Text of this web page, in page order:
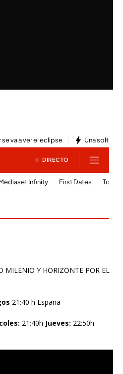
MILENIO Y HORIZONTE POR EL
21:40 h España
21:40h Jueves: 22:50h